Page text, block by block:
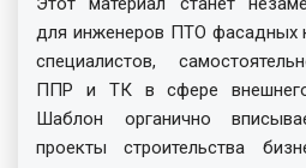
для инженеров ПТО фасадных
специалистов,
ППР и ТК в сфере внешнего
Шаблон органично
проекты строительства